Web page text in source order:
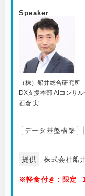
Speaker
（株）船井総合研究所
DX支援本部 AIコンサ
石倉 実
データ基盤構築
提供 株式会社船
※軽食付き：限定